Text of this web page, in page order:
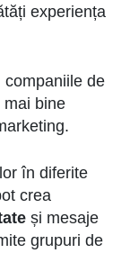
experiența
companiile de
mai bine
în diferite
crea
și mesaje
grupuri de